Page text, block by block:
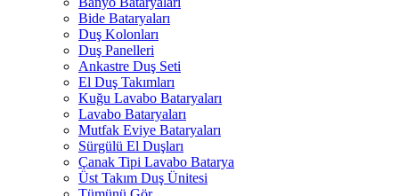
Bide Bataryaları
Duş Kolonları
Duş Panelleri
Ankastre Duş Seti
El Duş Takımları
Kuğu Lavabo Bataryaları
Lavabo Bataryaları
Mutfak Eviye Bataryaları
Sürgülü El Duşları
Çanak Tipi Lavabo Batarya
Üst Takım Duş Ünitesi